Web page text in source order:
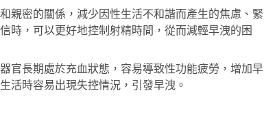
親密的關係，減少因性生活不和諧而產生的焦慮、緊
時，可以更好地控制射精時間，從而減輕早洩的困
官長期處於充血狀態，容易導致性功能疲勞，增加早
活時容易出現失控情況，引發早洩。